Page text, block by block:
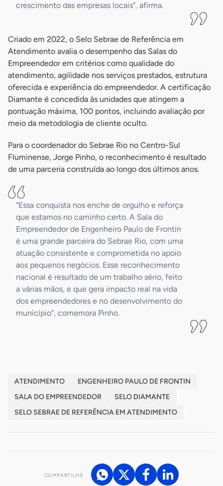
crescimento das empresas locais”, afirma.
Criado em 2022, o Selo Sebrae de Referência em
Atendimento avalia o desempenho das Salas do
Empreendedor em critérios como qualidade do
atendimento, agilidade nos serviços prestados, estrutura
oferecida e experiência do empreendedor. A certificação
Diamante é concedida às unidades que atingem a
pontuação máxima, 100 pontos, incluindo avaliação por
meio da metodologia de cliente oculto.
Para o coordenador do Sebrae Rio no Centro-Sul
Fluminense, Jorge Pinho, o reconhecimento é resultado
de uma parceria construída ao longo dos últimos anos.
“Essa conquista nos enche de orgulho e reforça
que estamos no caminho certo. A Sala do
Empreendedor de Engenheiro Paulo de Frontin
é uma grande parceira do Sebrae Rio, com uma
atuação consistente e comprometida no apoio
aos pequenos negócios. Esse reconhecimento
nacional é resultado de um trabalho sério, feito
a várias mãos, e que gera impacto real na vida
dos empreendedores e no desenvolvimento do
município”, comemora Pinho.
ATENDIMENTO
ENGENHEIRO PAULO DE FRONTIN
SALA DO EMPREENDEDOR
SELO DIAMANTE
SELO SEBRAE DE REFERÊNCIA EM ATENDIMENTO
COMPARTILHE